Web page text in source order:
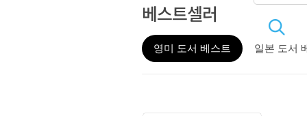
베스트셀러
영미 도서 베스트 일본 도서